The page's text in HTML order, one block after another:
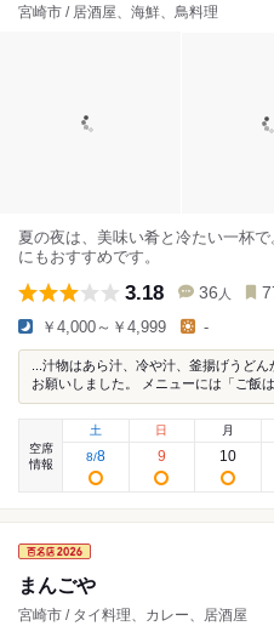
宮崎市 / 居酒屋、海鮮、鳥料理
夏の夜は、美味い肴と冷たい一杯
にもおすすめです。
3.18 36 人
￥4,000～￥4,999 -
...汁物はあら汁、冷や汁、釜揚げうど
お願いしました。 メニューには「ご飯は
空席
情報
土
8/8
日
9
月
10
まんごや
宮崎市 / タイ料理、カレー、居酒屋